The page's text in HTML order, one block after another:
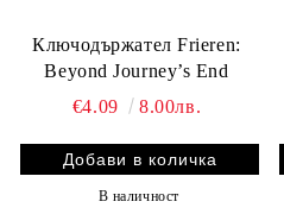
Ключодържател Frieren:
Beyond Journey’s End
€4.09
8.00лв.
В наличност